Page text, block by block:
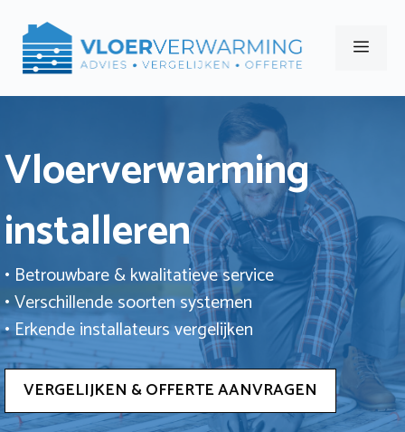
naar
Menu
Vloerverwarming
installeren
• Betrouwbare & kwalitatieve service
• Verschillende soorten systemen
• Erkende installateurs vergelijken
VERGELIJKEN & OFFERTE AANVRAGEN